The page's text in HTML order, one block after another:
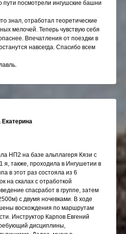
пути посмотрели ингушские башни
знал, отработал теоретические
мелочей. Теперь чувствую себя
Впечатления от поездки в
навсегда. Спасибо всем
Екатерина
НП2 на базе альплагеря Кязи с
также, проходила в Ингушетии в
в этот раз состояла из 6
на скалах с отработкой
спасработ в группе, затем
с двумя ночевками. В ходе
восхождения по маршрутам
Инструктор Карпов Евгений
дисциплины,